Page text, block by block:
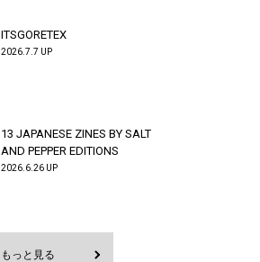
ITSGORETEX
2026.7.7 UP
13 JAPANESE ZINES BY SALT
AND PEPPER EDITIONS
2026.6.26 UP
もっと見る